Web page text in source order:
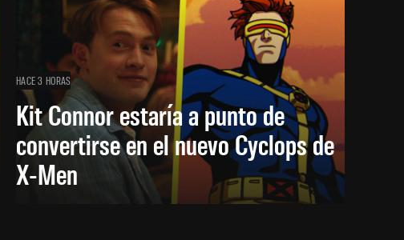
HACE 3 HORAS
Kit Connor estaría a punto de
convertirse en el nuevo Cyclops de
X-Men